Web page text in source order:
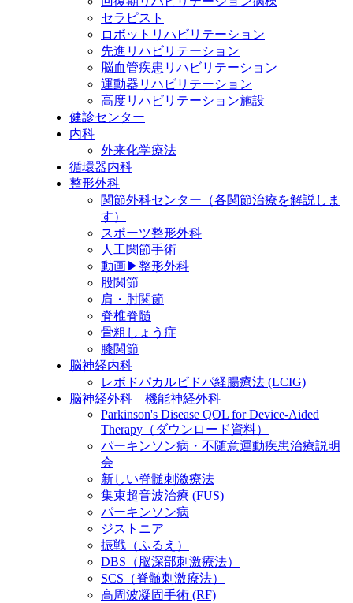
セラピスト
ロボットリハビリテーション
先進リハビリテーション
脳血管疾患リハビリテーション
運動器リハビリテーション
高度リハビリテーション施設
健診センター
内科
外来化学療法
循環器内科
整形外科
関節外科センター（各関節治療を解説しま
す）
スポーツ整形外科
人工関節手術
動画▶整形外科
股関節
肩・肘関節
脊椎脊髄
骨粗しょう症
膝関節
脳神経内科
レボドパカルビドパ経腸療法 (LCIG)
脳神経外科 機能神経外科
Parkinson's Disease QOL for Device-Aided
Therapy（ダウンロード資料）
パーキンソン病・不随意運動疾患治療説明
会
新しい脊髄刺激療法
集束超音波治療 (FUS)
パーキンソン病
ジストニア
振戦（ふるえ）
DBS（脳深部刺激療法）
SCS（脊髄刺激療法）
高周波凝固手術 (RF)